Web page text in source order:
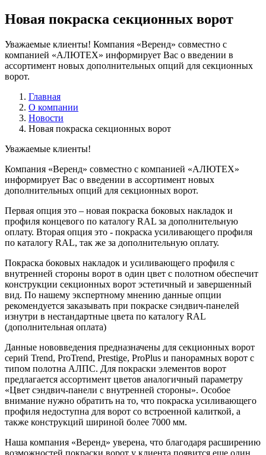
Новая покраска секционных ворот
Уважаемые клиенты! Компания «Веренд» совместно с
компанией «АЛЮТЕХ» информирует Вас о введении в
ассортимент новых дополнительных опций для секционных
ворот.
Главная
О компании
Новости
Новая покраска секционных ворот
Уважаемые клиенты!
Компания «Веренд» совместно с компанией «АЛЮТЕХ»
информирует Вас о введении в ассортимент новых
дополнительных опций для секционных ворот.
Первая опция это – новая покраска боковых накладок и
профиля концевого по каталогу RAL за дополнительную
оплату. Вторая опция это - покраска усиливающего профиля
по каталогу RAL, так же за дополнительную оплату.
Покраска боковых накладок и усиливающего профиля с
внутренней стороны ворот в один цвет с полотном обеспечит
конструкции секционных ворот эстетичный и завершенный
вид. По нашему экспертному мнению данные опции
рекомендуется заказывать при покраске сэндвич-панелей
изнутри в нестандартные цвета по каталогу RAL
(дополнительная оплата)
Данные нововведения предназначены для секционных ворот
серий Trend, ProTrend, Prestige, ProPlus и панорамных ворот с
типом полотна АЛПС. Для покраски элементов ворот
предлагается ассортимент цветов аналогичный параметру
«Цвет сэндвич-панели с внутренней стороны». Особое
внимание нужно обратить на то, что покраска усиливающего
профиля недоступна для ворот со встроенной калиткой, а
также конструкций шириной более 7000 мм.
Наша компания «Веренд» уверена, что благодаря расширению